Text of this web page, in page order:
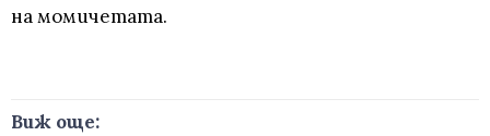
на момичетата.
Виж още: